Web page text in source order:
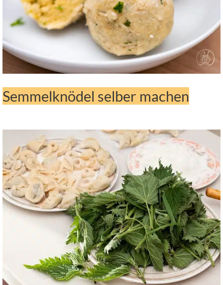
Semmelknödel selber machen